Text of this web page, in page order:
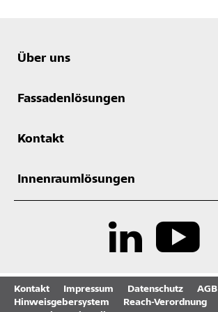
Über uns
Fassadenlösungen
Kontakt
Innenraumlösungen
Kontakt Impressum Datenschutz
AGB
Hinweisgebersystem
Reach-Verordnung